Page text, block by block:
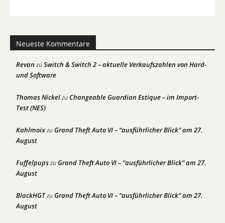
Neueste Kommentare
Revan zuSwitch & Switch 2 – aktuelle Verkaufszahlen von Hard-
und Software
Thomas NickelzuChangeable Guardian Estique – im Import-
Test (NES)
KahlmoixzuGrand Theft Auto VI – “ausführlicher Blick” am 27.
August
FuffelpupszuGrand Theft Auto VI – “ausführlicher Blick” am 27.
August
BlackHGTzuGrand Theft Auto VI – “ausführlicher Blick” am 27.
August